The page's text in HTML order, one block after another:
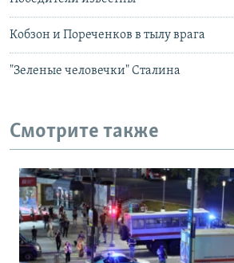
Кобзон и Пореченков в тылу врага
"Зеленые человечки" Сталина
Смотрите также